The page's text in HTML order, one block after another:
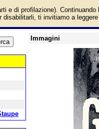
dV Giochi - daVinci
Immagini
e di profilazione).
disabilitarli, ti invitiamo a